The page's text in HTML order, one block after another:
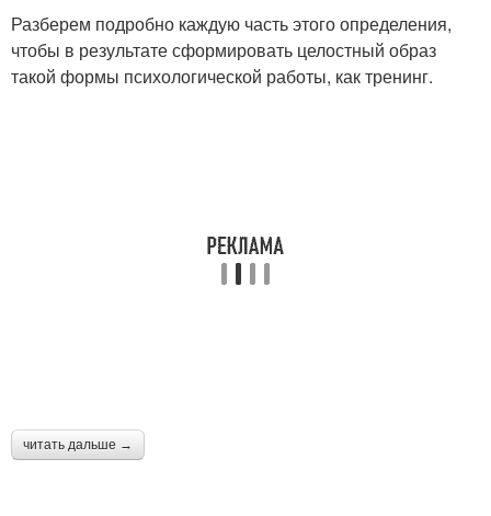
Разберем подробно каждую часть этого определения,
чтобы в результате сформировать целостный образ
такой формы психологической работы, как тренинг.
читать дальше →